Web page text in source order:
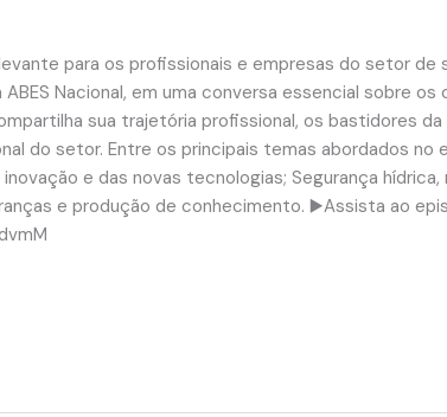
para os profissionais e empresas do setor
Nacional, em uma conversa essencial sobre
sua trajetória profissional, os bastidores
do setor. Entre os principais temas abordados no
e das novas tecnologias; Segurança
e produção de conhecimento. ▶️Assista ao